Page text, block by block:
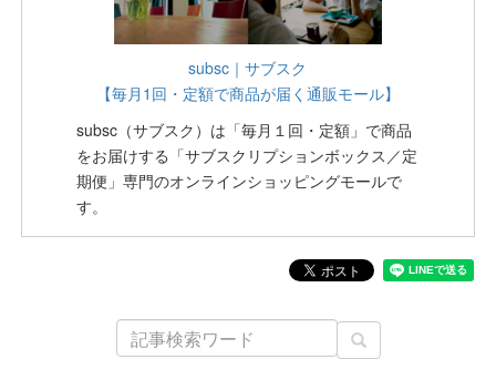
subsc｜サブスク
【毎月1回・定額で商品が届く通販モール】
subsc（サブスク）は「毎月１回・定額」で商品
をお届けする「サブスクリプションボックス／定
期便」専門のオンラインショッピングモールで
す。